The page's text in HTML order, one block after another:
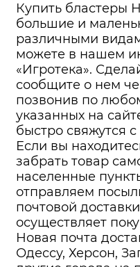
Купить бластеры
большие и
различными
можете в нашем
«Игротека».
сообщите о нем
позвонив по
указанных на
быстро свяжутся
Если вы
забрать товар
населенные
отправляем
почтовой
осуществляет
Новая почта
Одессу, Херсон,